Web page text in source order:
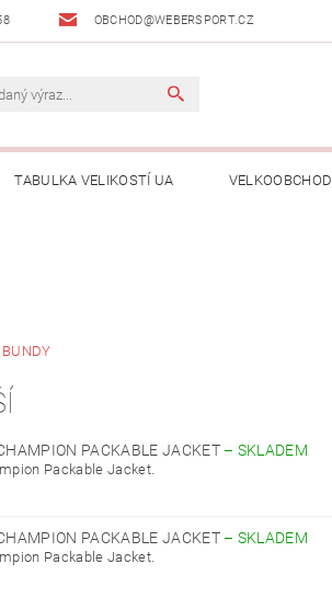
OBCHOD@WEBERSPORT.CZ
TABULKA VELIKOSTÍ UA VELKOOBCHOD
BUNDY
PACKABLE JACKET – SKLADEM
Packable Jacket.
PACKABLE JACKET – SKLADEM
Packable Jacket.